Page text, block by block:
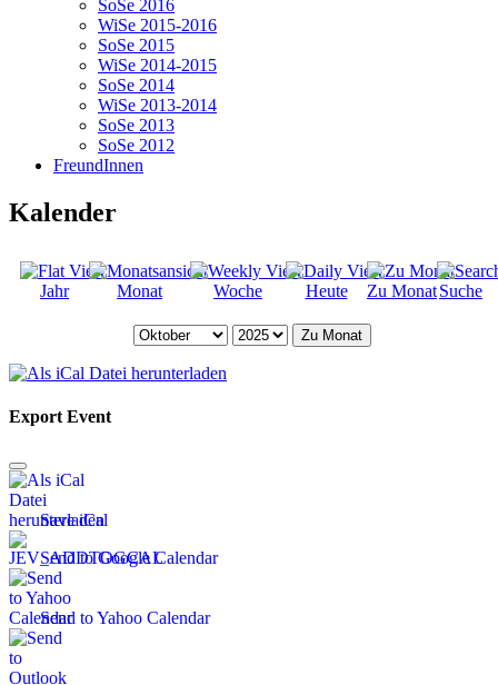
SoSe 2016
WiSe 2015-2016
SoSe 2015
WiSe 2014-2015
SoSe 2014
WiSe 2013-2014
SoSe 2013
SoSe 2012
FreundInnen
Kalender
Jahr Monat Woche Heute Zu MonatSuche
Zu Monat
Export Event
Save iCal
Send to Google Calendar
Send to Yahoo Calendar